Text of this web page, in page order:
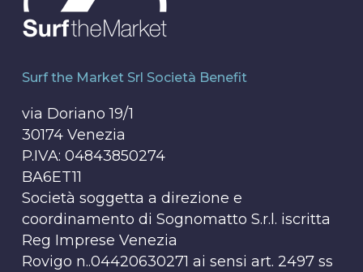
Surf the Market Srl Società Benefit
via Doriano 19/1
30174 Venezia
P.IVA: 04843850274
BA6ET11
Società soggetta a direzione e
coordinamento di Sognomatto S.r.l. iscritta
Reg Imprese Venezia
Rovigo n..04420630271 ai sensi art. 2497 ss